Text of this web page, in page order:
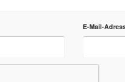
E-Mail-